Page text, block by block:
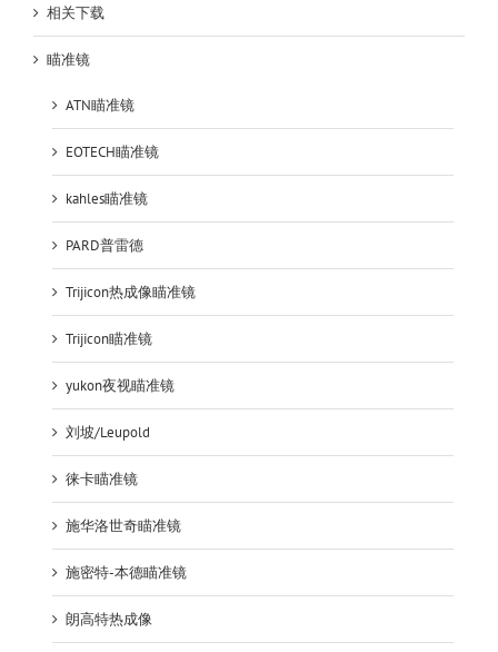
相关下载
瞄准镜
ATN瞄准镜
EOTECH瞄准镜
kahles瞄准镜
PARD普雷德
Trijicon热成像瞄准镜
Trijicon瞄准镜
yukon夜视瞄准镜
刘坡/Leupold
徕卡瞄准镜
施华洛世奇瞄准镜
施密特-本德瞄准镜
朗高特热成像